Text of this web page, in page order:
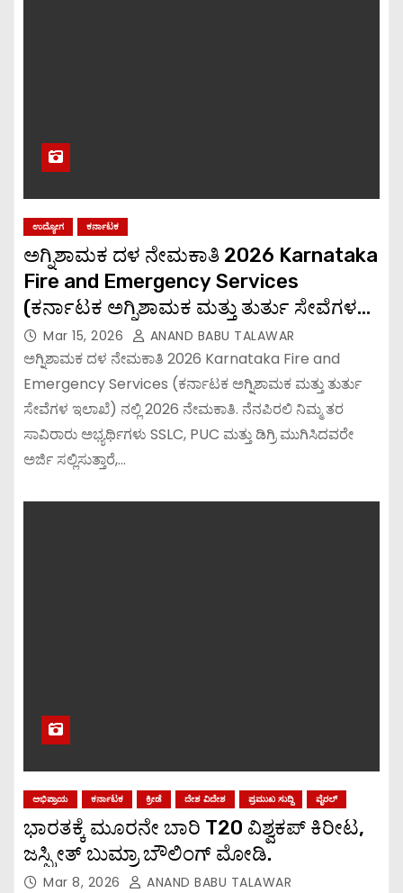
ಉದ್ಯೋಗ ಕರ್ನಾಟಕ
ಅಗ್ನಿಶಾಮಕ ದಳ ನೇಮಕಾತಿ 2026 Karnataka
Fire and Emergency Services
(ಕರ್ನಾಟಕ ಅಗ್ನಿಶಾಮಕ ಮತ್ತು ತುರ್ತು ಸೇವೆಗಳ
ಇಲಾಖೆ) ನಲ್ಲಿ 2026 ನೇಮಕಾತಿ.
Mar 15, 2026 ANAND BABU TALAWAR
ಅಗ್ನಿಶಾಮಕ ದಳ ನೇಮಕಾತಿ 2026 Karnataka Fire and
Emergency Services (ಕರ್ನಾಟಕ ಅಗ್ನಿಶಾಮಕ ಮತ್ತು ತುರ್ತು
ಸೇವೆಗಳ ಇಲಾಖೆ) ನಲ್ಲಿ 2026 ನೇಮಕಾತಿ. ನೆನಪಿರಲಿ ನಿಮ್ಮ ತರ
ಸಾವಿರಾರು ಅಭ್ಯರ್ಥಿಗಳು SSLC, PUC ಮತ್ತು ಡಿಗ್ರಿ ಮುಗಿಸಿದವರೇ
ಅರ್ಜಿ ಸಲ್ಲಿಸುತ್ತಾರೆ,…
ಅಭಿಪ್ರಾಯ ಕರ್ನಾಟಕ ಕ್ರೀಡೆ ದೇಶ ವಿದೇಶ ಪ್ರಮುಖ ಸುದ್ದಿ ವೈರಲ್
ಭಾರತಕ್ಕೆ ಮೂರನೇ ಬಾರಿ T20 ವಿಶ್ವಕಪ್ ಕಿರೀಟ,
ಜಸ್ಪ್ರೀತ್ ಬುಮ್ರಾ ಬೌಲಿಂಗ್ ಮೋಡಿ.
Mar 8, 2026 ANAND BABU TALAWAR